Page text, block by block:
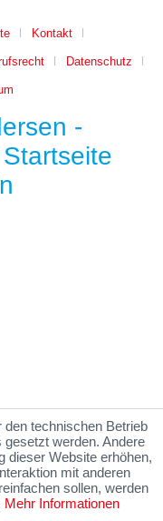
Kontakt
Datenschutz
technischen Betrieb
werden. Andere
dieser Website erhöhen,
mit anderen
sollen, werden
Mehr Informationen